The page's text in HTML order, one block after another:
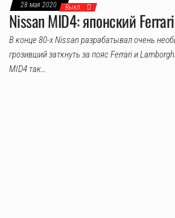
28 мая 2020 Выкл.
Nissan MID4: японский
В конце 80-х Nissan разрабатывал очень
грозивший заткнуть за пояс Ferrari и
MID4 так…